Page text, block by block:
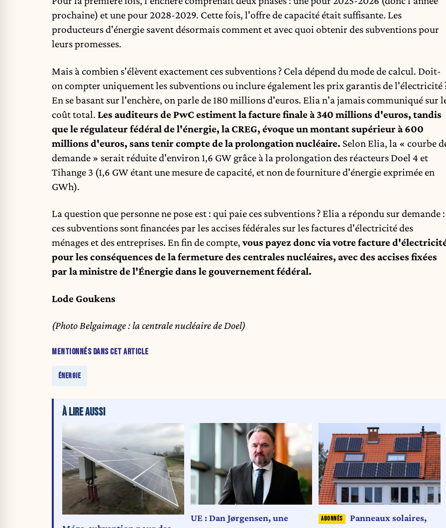
prochaine) et une pour 2028-2029. Cette fois, l'offre de capacité était suffisante. Les
producteurs d'énergie savent désormais comment et avec quoi obtenir des subventions pour
leurs promesses.
Mais à combien s'élèvent exactement ces subventions ? Cela dépend du mode de calcul. Doit-
on compter uniquement les subventions ou inclure également les prix garantis de l'électricité
En se basant sur l'enchère, on parle de 180 millions d'euros. Elia n'a jamais communiqué sur
coût total. Les auditeurs de PwC estiment la facture finale à 340 millions d'euros, tandis
que le régulateur fédéral de l'énergie, la CREG, évoque un montant supérieur à 600
millions d'euros, sans tenir compte de la prolongation nucléaire. Selon Elia, la « courbe
demande » serait réduite d'environ 1,6 GW grâce à la prolongation des réacteurs Doel 4 et
Tihange 3 (1,6 GW étant une mesure de capacité, et non de fourniture d'énergie exprimée en
GWh).
La question que personne ne pose est : qui paie ces subventions ? Elia a répondu sur demande :
ces subventions sont financées par les accises fédérales sur les factures d'électricité des
ménages et des entreprises. En fin de compte, vous payez donc via votre facture
pour les conséquences de la fermeture des centrales nucléaires, avec des accises fixées
par la ministre de l'Énergie dans le gouvernement fédéral.
Lode Goukens
(Photo Belgaimage : la centrale nucléaire de Doel)
MENTIONNÉS DANS CET ARTICLE
ÉNERGIE
À LIRE AUSSI
UE : Dan Jørgensen, une
Panneaux solaires,